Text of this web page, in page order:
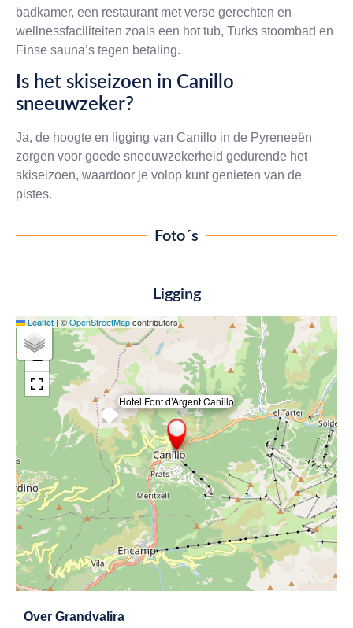
badkamer, een restaurant met verse gerechten en
wellnessfaciliteiten zoals een hot tub, Turks stoombad en
Finse sauna’s tegen betaling.
Is het skiseizoen in Canillo
sneeuwzeker?
Ja, de hoogte en ligging van Canillo in de Pyreneeën
zorgen voor goede sneeuwzekerheid gedurende het
skiseizoen, waardoor je volop kunt genieten van de
pistes.
Foto´s
Ligging
Hotel Font d’Argent Canillo
×
+
−
Leaflet | ©OpenStreetMapcontributors
Over Grandvalira